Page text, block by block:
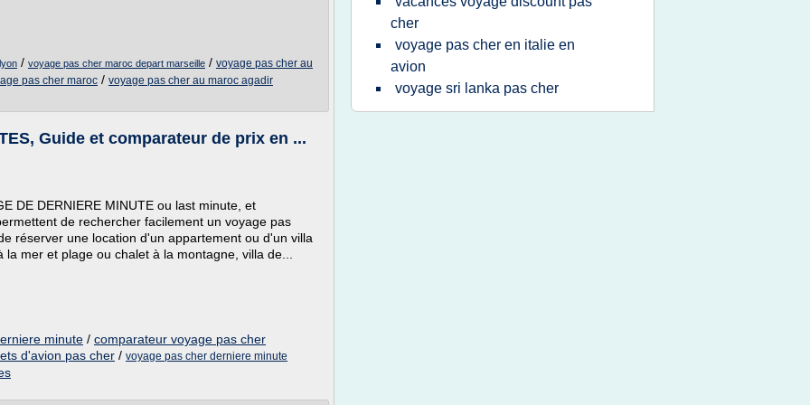
/ voyage pas cher maroc depart marseille / voyage pas cher au
pas cher maroc / voyage pas cher au maroc agadir
Guide et comparateur de prix en ...
DE DERNIERE MINUTE ou last minute, et
de rechercher facilement un voyage pas
réserver une location d'un appartement ou d'un villa
mer et plage ou chalet à la montagne, villa de...
minute / comparateur voyage pas cher
d'avion pas cher / voyage pas cher derniere minute
cher
voyage pas cher en italie en
avion
voyage sri lanka pas cher